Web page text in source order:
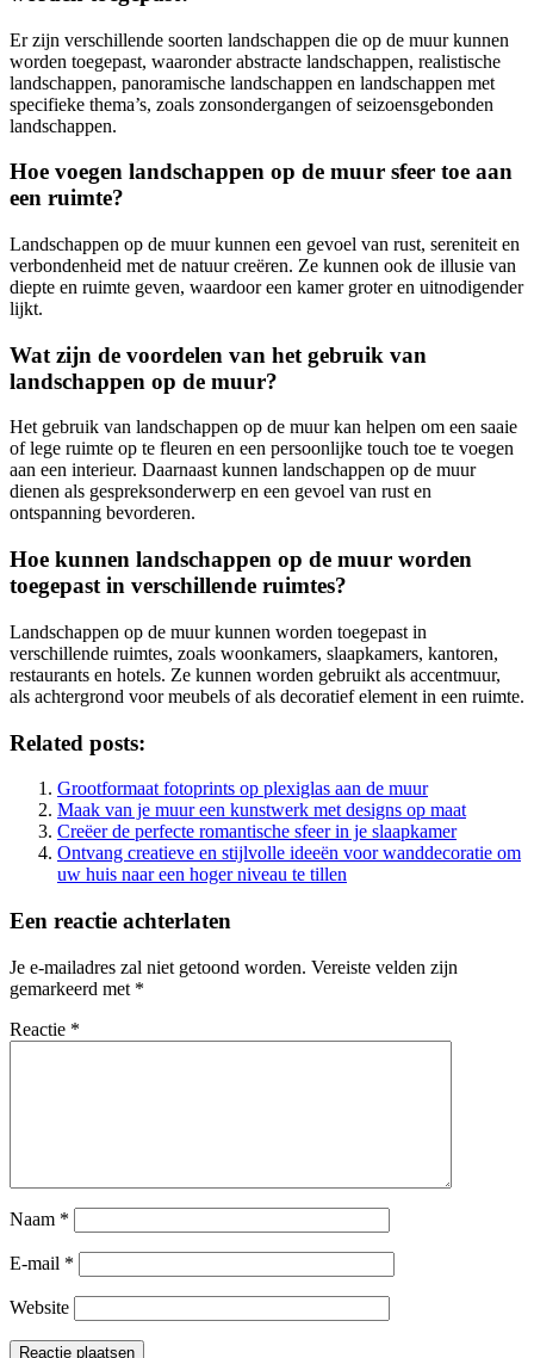
Er zijn verschillende soorten landschappen die op de muur kunnen
worden toegepast, waaronder abstracte landschappen, realistische
landschappen, panoramische landschappen en landschappen met
specifieke thema’s, zoals zonsondergangen of seizoensgebonden
landschappen.
Hoe voegen landschappen op de muur sfeer toe aan
een ruimte?
Landschappen op de muur kunnen een gevoel van rust, sereniteit en
verbondenheid met de natuur creëren. Ze kunnen ook de illusie van
diepte en ruimte geven, waardoor een kamer groter en uitnodigender
lijkt.
Wat zijn de voordelen van het gebruik van
landschappen op de muur?
Het gebruik van landschappen op de muur kan helpen om een saaie
of lege ruimte op te fleuren en een persoonlijke touch toe te voegen
aan een interieur. Daarnaast kunnen landschappen op de muur
dienen als gespreksonderwerp en een gevoel van rust en
ontspanning bevorderen.
Hoe kunnen landschappen op de muur worden
toegepast in verschillende ruimtes?
Landschappen op de muur kunnen worden toegepast in
verschillende ruimtes, zoals woonkamers, slaapkamers, kantoren,
restaurants en hotels. Ze kunnen worden gebruikt als accentmuur,
als achtergrond voor meubels of als decoratief element in een ruimte.
Related posts:
Grootformaat fotoprints op plexiglas aan de muur
Maak van je muur een kunstwerk met designs op maat
Creëer de perfecte romantische sfeer in je slaapkamer
Ontvang creatieve en stijlvolle ideeën voor wanddecoratie om
uw huis naar een hoger niveau te tillen
Een reactie achterlaten
Je e-mailadres zal niet getoond worden. Vereiste velden zijn
gemarkeerd met *
Reactie *
Naam *
E-mail *
Website